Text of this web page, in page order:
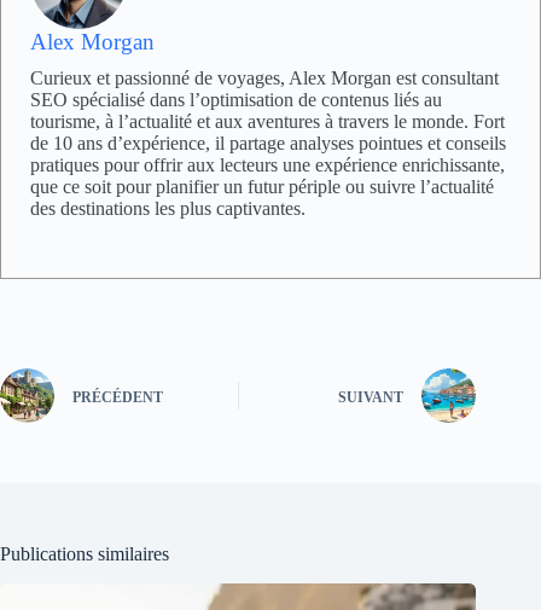
Alex Morgan
Curieux et passionné de voyages, Alex Morgan est consultant
SEO spécialisé dans l’optimisation de contenus liés au
tourisme, à l’actualité et aux aventures à travers le monde. Fort
de 10 ans d’expérience, il partage analyses pointues et conseils
pratiques pour offrir aux lecteurs une expérience enrichissante,
que ce soit pour planifier un futur périple ou suivre l’actualité
des destinations les plus captivantes.
PRÉCÉDENT SUIVANT
Publications similaires